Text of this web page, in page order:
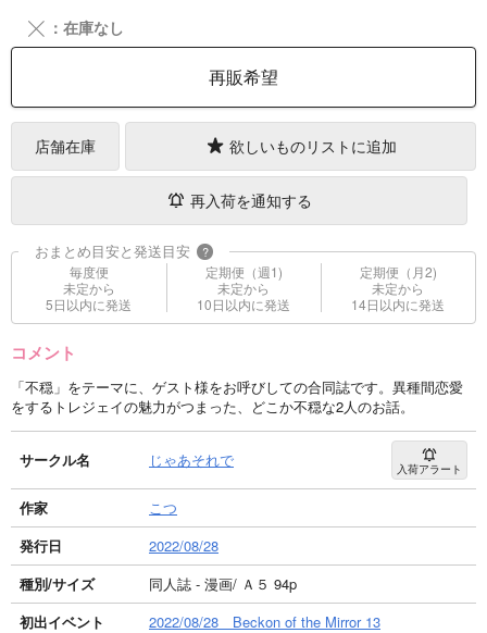
╳ ：在庫なし
再販希望
店舗在庫 欲しいものリストに追加
再入荷を通知する
おまとめ目安と発送目安 ?
毎度便
未定から
5日以内に発送
定期便（週1)
未定から
10日以内に発送
定期便（月2)
未定から
14日以内に発送
コメント
「不穏」をテーマに、ゲスト様をお呼びしての合同誌です。異種間恋愛
をするトレジェイの魅力がつまった、どこか不穏な2人のお話。
サークル名 じゃあそれで 入荷アラート
作家
こつ
発行日
2022/08/28
種別/サイズ
同人誌 - 漫画/ Ａ５ 94p
初出イベント
2022/08/28 Beckon of the Mirror 13